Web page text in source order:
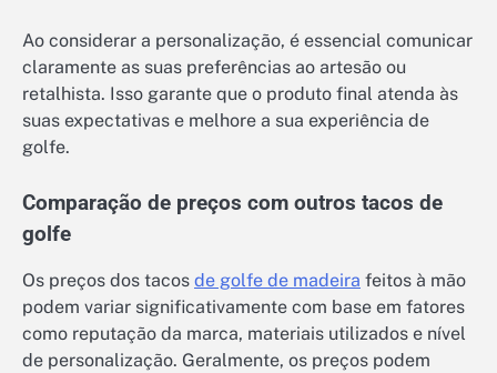
Ao considerar a personalização, é essencial comunicar
claramente as suas preferências ao artesão ou
retalhista. Isso garante que o produto final atenda às
suas expectativas e melhore a sua experiência de
golfe.
Comparação de preços com outros tacos de
golfe
Os preços dos tacos de golfe de madeira feitos à mão
podem variar significativamente com base em fatores
como reputação da marca, materiais utilizados e nível
de personalização. Geralmente, os preços podem